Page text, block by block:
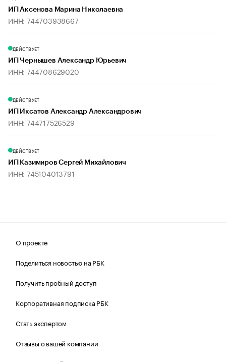
ИП Аксенова Марина Николаевна
ИНН: 744703938667
ДЕЙСТВУЕТ
ИП Чернышев Александр Юрьевич
ИНН: 744708629020
ДЕЙСТВУЕТ
ИП Иксатов Александр Александрович
ИНН: 744717526529
ДЕЙСТВУЕТ
ИП Казимиров Сергей Михайлович
ИНН: 745104013791
О проекте
Поделиться новостью на РБК
Получить пробный доступ
Корпоративная подписка РБК
Стать экспертом
Отзывы о вашей компании